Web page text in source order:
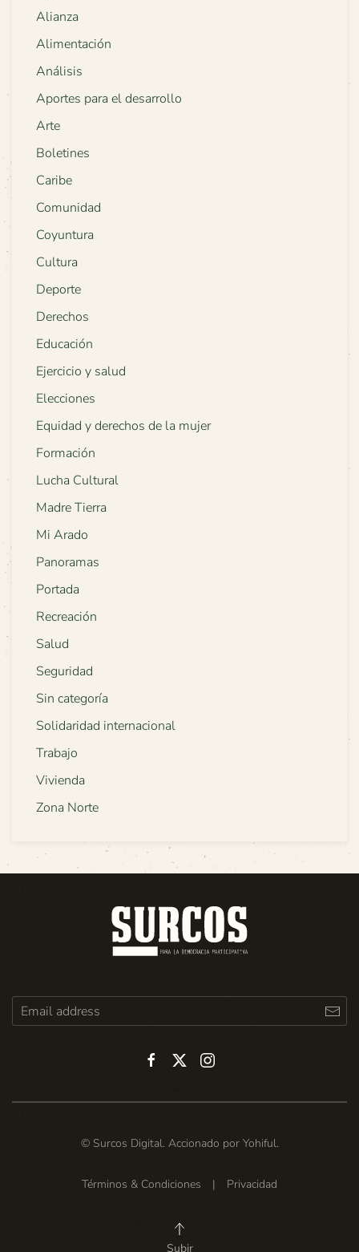
Alianza
Alimentación
Análisis
Aportes para el desarrollo
Arte
Boletines
Caribe
Comunidad
Coyuntura
Cultura
Deporte
Derechos
Educación
Ejercicio y salud
Elecciones
Equidad y derechos de la mujer
Formación
Lucha Cultural
Madre Tierra
Mi Arado
Panoramas
Portada
Recreación
Salud
Seguridad
Sin categoría
Solidaridad internacional
Trabajo
Vivienda
Zona Norte
© Surcos Digital. Accionado por Yohiful.
Términos & Condiciones | Privacidad
Subir